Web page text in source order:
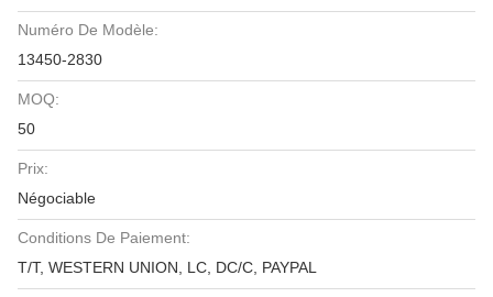
Numéro De Modèle:
13450-2830
MOQ:
50
Prix:
Négociable
Conditions De Paiement:
T/T, WESTERN UNION, LC, DC/C, PAYPAL